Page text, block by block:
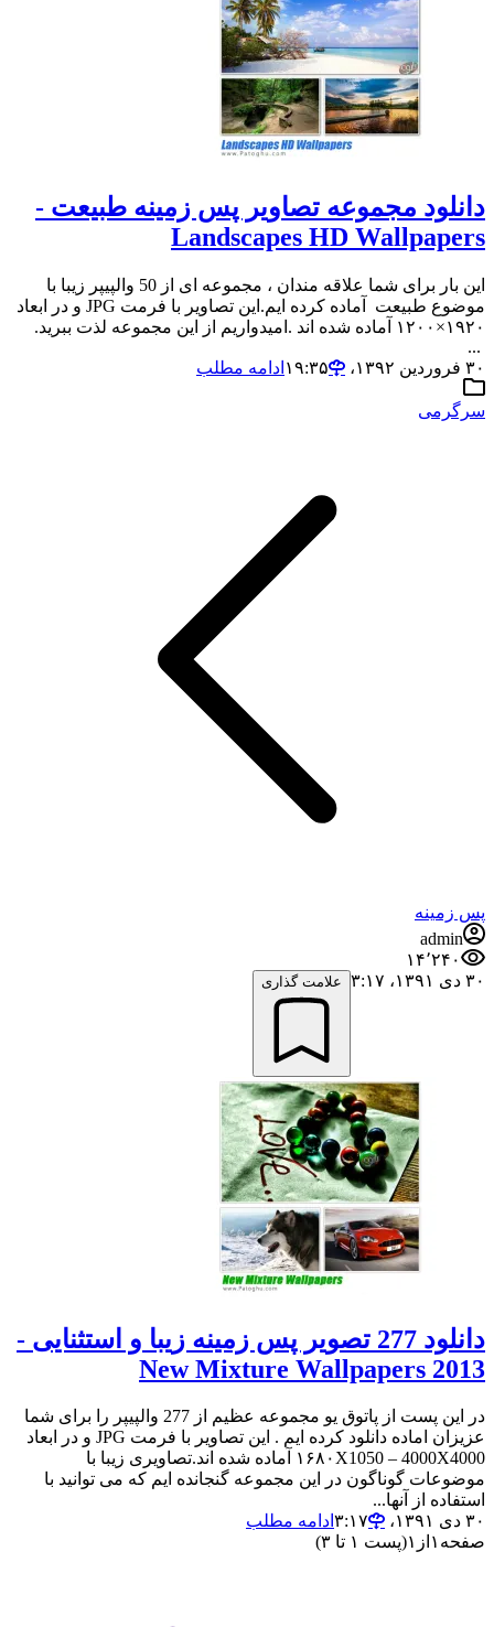
دانلود مجموعه تصاویر پس زمینه طبیعت -
Landscapes HD Wallpapers
این بار برای شما علاقه مندان ، مجموعه ای از 50 والپیپر زیبا با
موضوع طبیعت آماده کرده ایم.این تصاویر با فرمت JPG و در ابعاد
۱۹۲۰×۱۲۰۰ آماده شده اند .امیدواریم از این مجموعه لذت ببرید.
...
۳۰ فروردین ۱۳۹۲،‏ ۱۹:۳۵
ادامه مطلب
سرگرمی
پس زمینه
admin
۱۴٬۲۴۰
۳۰ دی ۱۳۹۱،‏ ۳:۱۷
علامت گذاری
دانلود 277 تصویر پس زمینه زیبا و استثنایی -
New Mixture Wallpapers 2013
در این پست از پاتوق یو مجموعه عظیم از 277 والپیپر را برای شما
عزیزان اماده دانلود کرده ایم . این تصاویر با فرمت JPG و در ابعاد
۱۶۸۰X1050 – 4000X4000 آماده شده اند.تصاویری زیبا با
موضوعات گوناگون در این مجموعه گنجانده ایم که می توانید با
استفاده از آنها...
۳۰ دی ۱۳۹۱،‏ ۳:۱۷
ادامه مطلب
صفحه ۱ از ۱(پست ۱ تا ۳)